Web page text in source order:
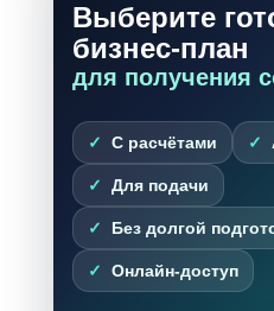
Выберите
бизнес-план
для получения
С расчётами
Для подачи
Без долгой
Онлайн-доступ